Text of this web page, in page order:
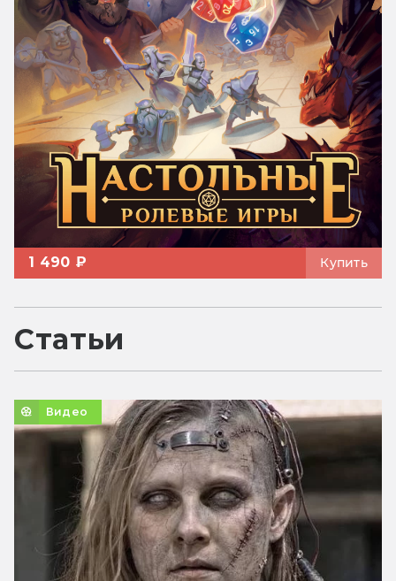
1 490 ₽ Купить
Статьи
Видео